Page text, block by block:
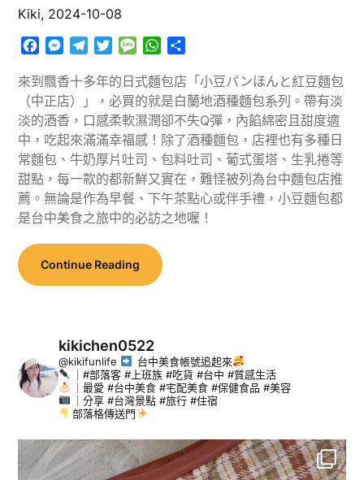
Kiki, 2024-10-08
Facebook
Messenger
TelegramTwitterMessageWhatsApp
來到飄香十多年的日式麵包店「小豆パンほんと紅豆麵包
（中正店）」，必買的就是白蘭地酒種麵包系列。帶有淡
淡的酒香，口感柔軟濕潤卻不失Q彈，內餡綿密且甜度適
中，吃起來滿滿幸福感！除了酒種麵包，店裡也有多種日
常麵包、牛奶厚片吐司、包料吐司、葡式蛋塔、生乳捲等
甜點，每一款的都新鮮又實在，難怪被列為台中麵包店推
薦。無論是作為早餐、下午茶點心或伴手禮，小豆麵包都
是台中美食之旅中的必訪之地喔！
Continue Reading
kikichen0522
@kikifunlife
台中美食帳號追起來
｜#部落客 #上班族 #吃貨 #台中 #質感生活
｜最愛 #台中美食 #宅配美食 #保健食品 #美容
｜分享 #台灣景點 #旅行 #住宿
部落格傳送門